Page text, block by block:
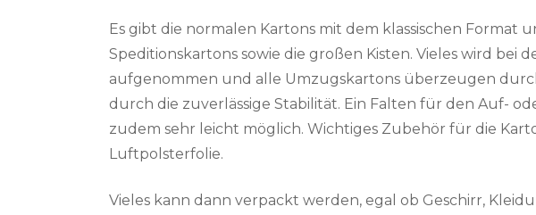
Es gibt die normalen Kartons mit dem klassischen Format
Speditionskartons sowie die großen Kisten. Vieles wird bei
aufgenommen und alle Umzugskartons überzeugen
durch die zuverlässige Stabilität. Ein Falten für den Auf-
zudem sehr leicht möglich. Wichtiges Zubehör für die
Luftpolsterfolie.
Vieles kann dann verpackt werden, egal ob Geschirr,